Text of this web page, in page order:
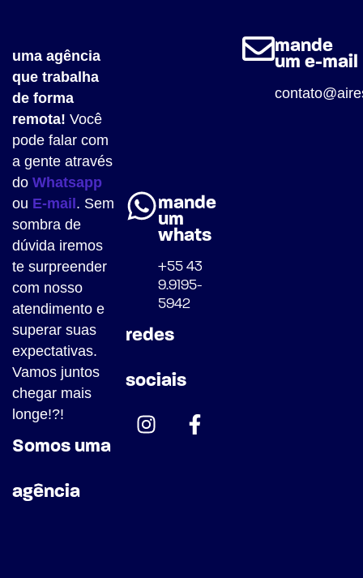
uma agência
que trabalha
de forma
remota! Você
pode falar com
a gente através
do Whatsapp
ou E-mail . Sem
sombra de
dúvida iremos
te surpreender
com nosso
atendimento e
superar suas
expectativas.
Vamos juntos
chegar mais
longe!?!
Somos uma
agência
mande
um
whats
+55 43
9.9195-
5942
redes
sociais
mande
um e-mail